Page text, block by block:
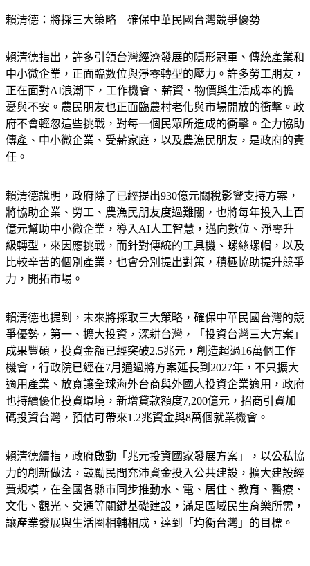
中小微企業，正面臨數位與淨零轉型的壓力。許多勞工朋友，
正在面對AI浪潮下，工作機會、薪資、物價與生活成本的擔
憂與不安。農民朋友也正面臨農村老化與市場開放的衝擊。政
府不會輕忽這些挑戰，對每一個民眾所造成的衝擊。全力協助
傳產、中小微企業、受薪家庭，以及農漁民朋友，是政府的責
任。
將協助企業、勞工、農漁民朋友度過難關，也將每年投入上百
億元幫助中小微企業，導入AI人工智慧，邁向數位、淨零升
級轉型，來因應挑戰，而針對傳統的工具機、螺絲螺帽，以及
比較辛苦的個別產業，也會分別提出對策，積極協助提升競爭
力，開拓市場。
爭優勢，第一、擴大投資，深耕台灣，「投資台灣三大方案」
成果豐碩，投資金額已經突破2.5兆元，創造超過16萬個工作
機會，行政院已經在7月通過將方案延長到2027年，不只擴大
適用產業、放寬讓全球海外台商與外國人投資企業適用，政府
也持續優化投資環境，新增貸款額度7,200億元，招商引資加
碼投資台灣，預估可帶來1.2兆資金與8萬個就業機會。
力的創新做法，鼓勵民間充沛資金投入公共建設，擴大建設經
費規模，在全國各縣市同步推動水、電、居住、教育、醫療、
文化、觀光、交通等關鍵基礎建設，滿足區域民生育樂所需，
讓產業發展與生活圈相輔相成，達到「均衡台灣」的目標。